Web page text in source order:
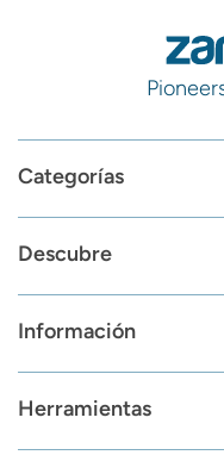
Categorías
Descubre
Información
Herramientas